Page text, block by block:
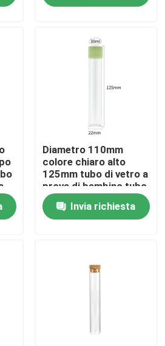
concentrato
Diametro 110mm
colore chiaro alto
125mm tubo di vetro a
prova di bambino tubo
di vetro a prova d'aria
odore Invia richiesta